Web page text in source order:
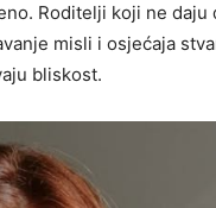
Roditelji koji ne daju
misli i osjećaja
bliskost.